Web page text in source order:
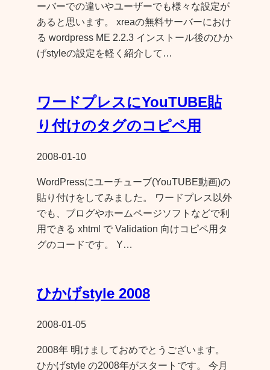
ーバーでの違いやユーザーでも様々な設定が
あると思います。 xreaの無料サーバーにおけ
る wordpress ME 2.2.3 インストール後のひか
げstyleの設定を軽く紹介して…
ワードプレスにYouTUBE貼
り付けのタグのコピペ用
2008-01-10
WordPressにユーチューブ(YouTUBE動画)の
貼り付けをしてみました。 ワードプレス以外
でも、ブログやホームページソフトなどで利
用できる xhtml で Validation 向けコピペ用タ
グのコードです。 Y…
ひかげstyle 2008
2008-01-05
2008年 明けましておめでとうございます。
ひかげstyle の2008年がスタートです。 今月